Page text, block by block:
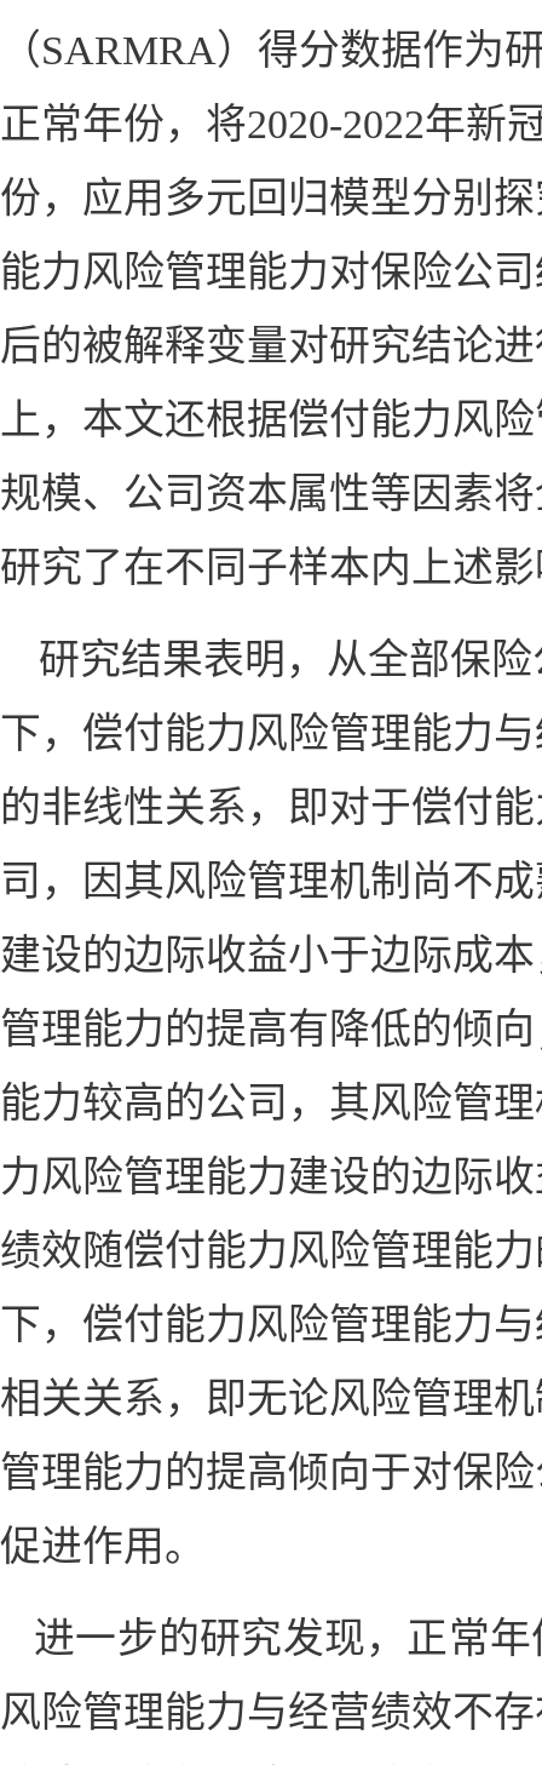
（SARMRA）得分数据作为
正常年份，将2020-2022年新
份，应用多元回归模型分别
能力风险管理能力对保险公
后的被解释变量对研究结论
上，本文还根据偿付能力风
规模、公司资本属性等因素
研究了在不同子样本内上述
研究结果表明，从全部保
下，偿付能力风险管理能力
的非线性关系，即对于偿付
司，因其风险管理机制尚不
建设的边际收益小于边际成
管理能力的提高有降低的倾
能力较高的公司，其风险管
力风险管理能力建设的边际
绩效随偿付能力风险管理能
下，偿付能力风险管理能力
相关关系，即无论风险管理
管理能力的提高倾向于对保
促进作用。
进一步的研究发现，正常
风险管理能力与经营绩效不